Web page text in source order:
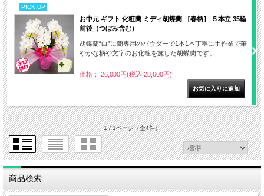
PICK UP
お中元 ギフト 化粧蘭 ミディ胡蝶蘭 ［春柄］ ５本立 35輪
前後（つぼみ含む）
胡蝶蘭“白”に蘭専用のパウダーで1本1本丁寧に手作業で華
やかな柄や文字のお化粧を施した胡蝶蘭です。
価格： 26,000円(税込 28,600円)
1 / 1ページ（全4件）
商品検索